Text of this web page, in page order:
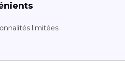
limitées